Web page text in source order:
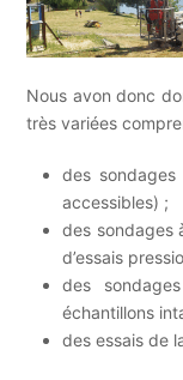
Nous avon donc
très variées
des
accessibles) ;
des sondages
d’essais
des
échantillons
des essais de